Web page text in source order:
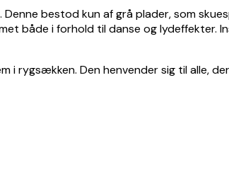
bestod kun af grå plader, som
både i forhold til danse og lydeffekter.
i rygsækken. Den henvender sig til alle,